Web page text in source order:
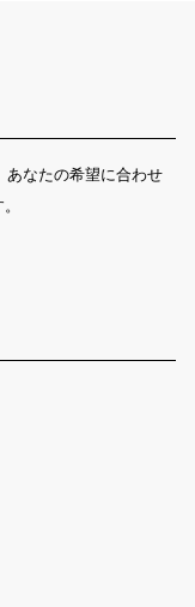
あなたの希望に合わせ